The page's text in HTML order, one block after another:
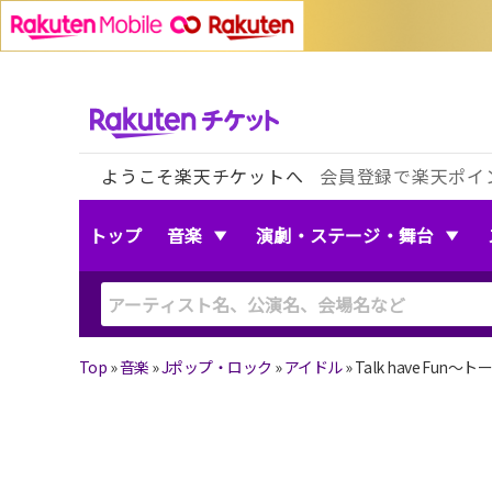
ようこそ楽天チケットへ 会員登録で楽天ポイ
トップ 音楽 演劇・ステージ・舞台
Top »音楽 »Jポップ・ロック »アイドル»Talk have Fun〜ト